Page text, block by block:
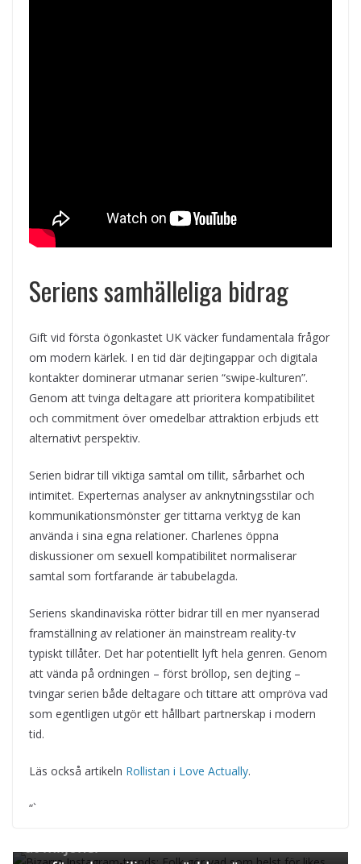
Seriens samhälleliga bidrag
Gift vid första ögonkastet UK väcker fundamentala frågor
om modern kärlek. I en tid där dejtingappar och digitala
kontakter dominerar utmanar serien “swipe-kulturen”.
Genom att tvinga deltagare att prioritera kompatibilitet
och commitment över omedelbar attraktion erbjuds ett
alternativt perspektiv.
Serien bidrar till viktiga samtal om tillit, sårbarhet och
intimitet. Experternas analyser av anknytningsstilar och
kommunikationsmönster ger tittarna verktyg de kan
använda i sina egna relationer. Charlenes öppna
diskussioner om sexuell kompatibilitet normaliserar
samtal som fortfarande är tabubelagda.
Seriens skandinaviska rötter bidrar till en mer nyanserad
framställning av relationer än mainstream reality-tv
typiskt tillåter. Det har potentiellt lyft hela genren. Genom
att vända på ordningen – först bröllop, sen dejting –
tvingar serien både deltagare och tittare att ompröva vad
som egentligen utgör ett hållbart partnerskap i modern
tid.
Läs också artikeln Rollistan i Love Actually.
“`
← Previous
at miljoner